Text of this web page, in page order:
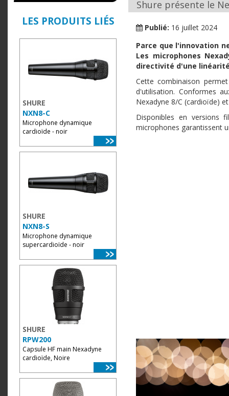
LES PRODUITS LIÉS
SHURE
NXN8-C
Microphone dynamique
cardioïde - noir
SHURE
NXN8-S
Microphone dynamique
supercardioïde - noir
SHURE
RPW200
Capsule HF main Nexadyne
cardioïde, Noire
Shure présente le
Publié: 16 juillet 2024
Parce que l'innovation
Les microphones
directivité d'une
Cette combinaison
d'utilisation. Conformes
Nexadyne 8/C (cardioïde)
Disponibles en versions
microphones garantissent